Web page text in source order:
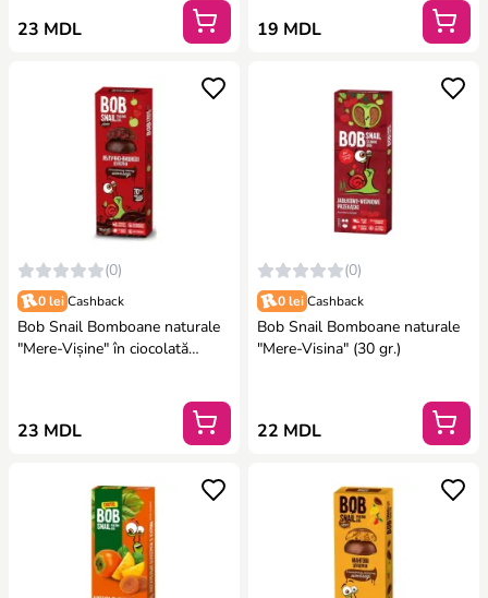
23 MDL 19 MDL
(0)
0 lei Cashback
Bob Snail Bomboane naturale
"Mere-Vișine" în ciocolată
23 MDL
(0)
0 lei Cashback
Bob Snail Bomboane naturale
"Mere-Visina" (30 gr.)
22 MDL